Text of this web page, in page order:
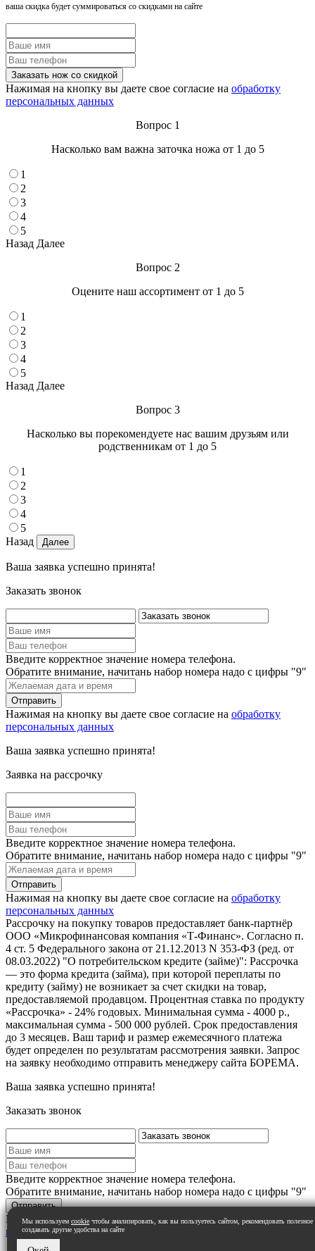
ваша скидка будет суммироваться со скидками на сайте
Нажимая на кнопку вы даете свое согласие на обработку
персональных данных
Вопрос 1
Насколько вам важна заточка ножа от 1 до 5
1
2
3
4
5
Назад Далее
Вопрос 2
Оцените наш ассортимент от 1 до 5
1
2
3
4
5
Назад Далее
Вопрос 3
Насколько вы порекомендуете нас вашим друзьям или
родственникам от 1 до 5
1
2
3
4
5
Назад
Ваша заявка успешно принята!
Заказать звонок
Введите корректное значение номера телефона.
Обратите внимание, начитань набор номера надо с цифры "9"
Нажимая на кнопку вы даете свое согласие на обработку
персональных данных
Ваша заявка успешно принята!
Заявка на рассрочку
Введите корректное значение номера телефона.
Обратите внимание, начитань набор номера надо с цифры "9"
Нажимая на кнопку вы даете свое согласие на обработку
персональных данных
Рассрочку на покупку товаров предоставляет банк-партнёр
ООО «Микрофинансовая компания «Т-Финанс». Согласно п.
4 ст. 5 Федерального закона от 21.12.2013 N 353-ФЗ (ред. от
08.03.2022) "О потребительском кредите (займе)": Рассрочка
— это форма кредита (займа), при которой переплаты по
кредиту (займу) не возникает за счет скидки на товар,
предоставляемой продавцом. Процентная ставка по продукту
«Рассрочка» - 24% годовых. Минимальная сумма - 4000 р.,
максимальная сумма - 500 000 рублей. Срок предоставления
до 3 месяцев. Ваш тариф и размер ежемесячного платежа
будет определен по результатам рассмотрения заявки. Запрос
на заявку необходимо отправить менеджеру сайта БОРЕМА.
Ваша заявка успешно принята!
Заказать звонок
Введите корректное значение номера телефона.
Обратите внимание, начитань набор номера надо с цифры "9"
Нажимая на кнопку вы даете свое согласие наобработку
персональных данных
Мы используем cookie чтобы анализировать, как вы пользуетесь сайтом, рекомендовать полезное
создавать другие удобства на сайте